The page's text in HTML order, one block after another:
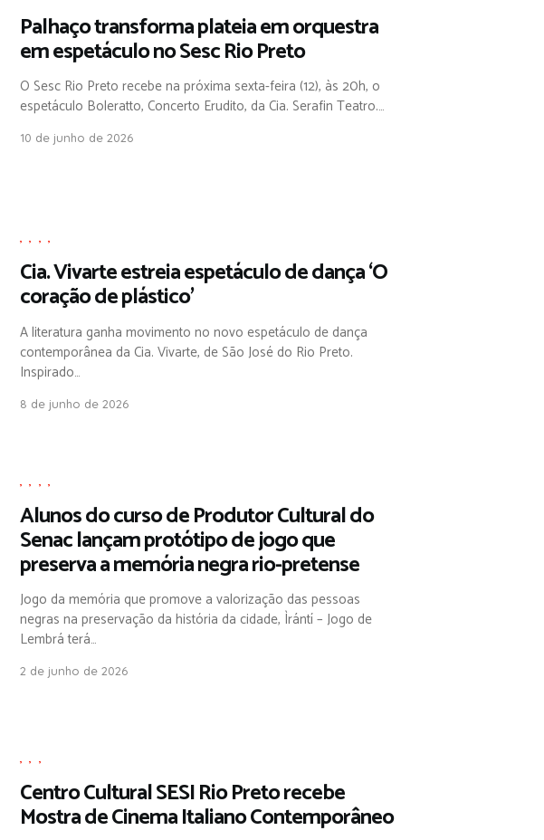
Palhaço transforma plateia em orquestra
em espetáculo no Sesc Rio Preto
O Sesc Rio Preto recebe na próxima sexta-feira (12), às 20h, o
espetáculo Boleratto, Concerto Erudito, da Cia. Serafin Teatro.…
10 de junho de 2026
,, ,,
Cia. Vivarte estreia espetáculo de dança ‘O
coração de plástico’
A literatura ganha movimento no novo espetáculo de dança
contemporânea da Cia. Vivarte, de São José do Rio Preto.
Inspirado…
8 de junho de 2026
Alunos do curso de Produtor Cultural do
Senac lançam protótipo de jogo que
preserva a memória negra rio-pretense
Jogo da memória que promove a valorização das pessoas
negras na preservação da história da cidade, Ìrántí – Jogo de
Lembrá terá…
2 de junho de 2026
,, ,
Centro Cultural SESI Rio Preto recebe
Mostra de Cinema Italiano Contemporâneo